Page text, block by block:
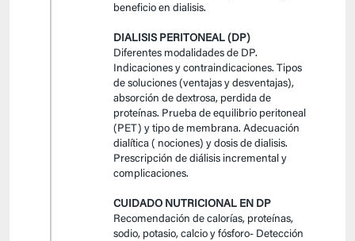
beneficio en dialisis.
DIALISIS PERITONEAL (DP)
Diferentes modalidades de DP.
Indicaciones y contraindicaciones. Tipos
de soluciones (ventajas y desventajas),
absorción de dextrosa, perdida de
proteínas. Prueba de equilibrio peritoneal
(PET) y tipo de membrana. Adecuación
dialítica ( nociones) y dosis de dialisis.
Prescripción de diálisis incremental y
complicaciones.
CUIDADO NUTRICIONAL EN DP
Recomendación de calorías, proteínas,
sodio, potasio, calcio y fósforo- Detección